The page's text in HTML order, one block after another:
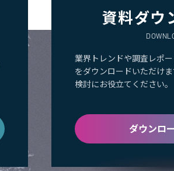
資料ダウ
業界トレンドや調査レポ
をダウンロードいただけま
検討にお役立てください。
ダウンロ